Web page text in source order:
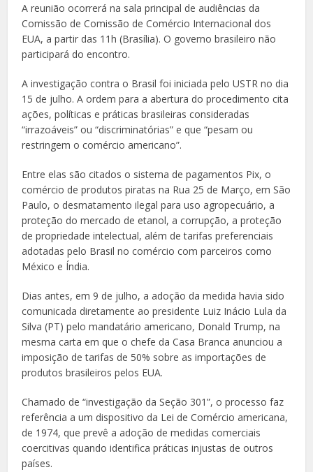
A reunião ocorrerá na sala principal de audiências da
Comissão de Comissão de Comércio Internacional dos
EUA, a partir das 11h (Brasília). O governo brasileiro não
participará do encontro.
A investigação contra o Brasil foi iniciada pelo USTR no dia
15 de julho. A ordem para a abertura do procedimento cita
ações, políticas e práticas brasileiras consideradas
“irrazoáveis” ou “discriminatórias” e que “pesam ou
restringem o comércio americano”.
Entre elas são citados o sistema de pagamentos Pix, o
comércio de produtos piratas na Rua 25 de Março, em São
Paulo, o desmatamento ilegal para uso agropecuário, a
proteção do mercado de etanol, a corrupção, a proteção
de propriedade intelectual, além de tarifas preferenciais
adotadas pelo Brasil no comércio com parceiros como
México e Índia.
Dias antes, em 9 de julho, a adoção da medida havia sido
comunicada diretamente ao presidente Luiz Inácio Lula da
Silva (PT) pelo mandatário americano, Donald Trump, na
mesma carta em que o chefe da Casa Branca anunciou a
imposição de tarifas de 50% sobre as importações de
produtos brasileiros pelos EUA.
Chamado de “investigação da Seção 301”, o processo faz
referência a um dispositivo da Lei de Comércio americana,
de 1974, que prevê a adoção de medidas comerciais
coercitivas quando identifica práticas injustas de outros
países.